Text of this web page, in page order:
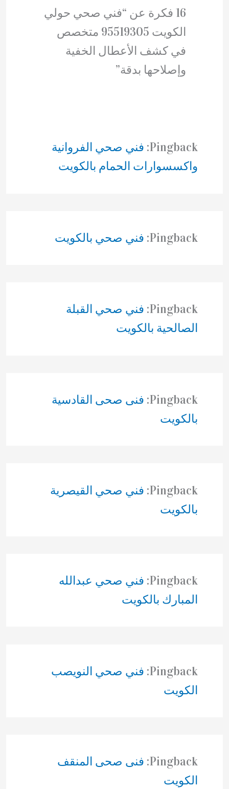
16 فكرة عن “فني صحي حولي
الكويت 95519305 متخصص
في كشف الأعطال الخفية
وإصلاحها بدقة”
Pingback: فني صحي الفروانية
واكسسوارات الحمام بالكويت
Pingback: فني صحي بالكويت
Pingback: فني صحي القبلة
الصالحية بالكويت
Pingback: فنى صحى القادسية
بالكويت
Pingback: فني صحي القيصرية
بالكويت
Pingback: فني صحي عبدالله
المبارك بالكويت
Pingback: فني صحي النويصب
الكويت
Pingback: فنى صحى المنقف
الكويت